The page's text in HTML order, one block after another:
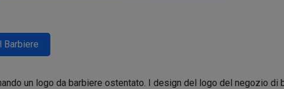
Barbiere
un logo da barbiere ostentato. I design del logo del negozio